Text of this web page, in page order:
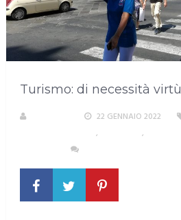
Turismo: di necessità virtù
22 GENNAIO 2022
, ,